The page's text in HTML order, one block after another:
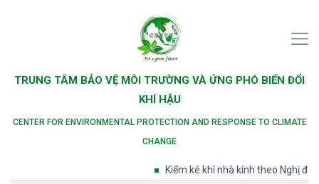
TRUNG TÂM BẢO VỆ MÔI TRƯỜNG VÀ ỨNG PHÓ BIẾN ĐỔI
KHÍ HẬU
CENTER FOR ENVIRONMENTAL PROTECTION AND RESPONSE TO CLIMATE
CHANGE
Kiểm kê khí nhà kính theo Nghị định